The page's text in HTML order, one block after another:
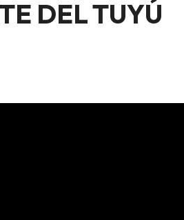
DEL TUYÚ